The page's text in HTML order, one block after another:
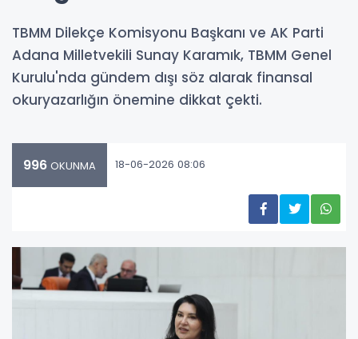
TBMM Dilekçe Komisyonu Başkanı ve AK Parti
Adana Milletvekili Sunay Karamık, TBMM Genel
Kurulu'nda gündem dışı söz alarak finansal
okuryazarlığın önemine dikkat çekti.
996 OKUNMA 18-06-2026 08:06